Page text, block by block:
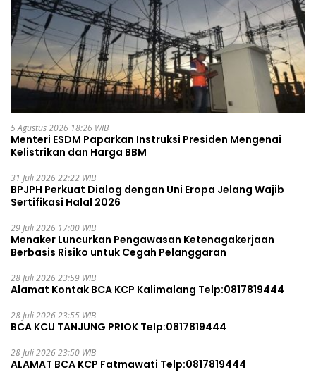
5 Agustus 2026 18:26 WIB
Menteri ESDM Paparkan Instruksi Presiden Mengenai
Kelistrikan dan Harga BBM
31 Juli 2026 22:22 WIB
BPJPH Perkuat Dialog dengan Uni Eropa Jelang Wajib
Sertifikasi Halal 2026
29 Juli 2026 17:00 WIB
Menaker Luncurkan Pengawasan Ketenagakerjaan
Berbasis Risiko untuk Cegah Pelanggaran
28 Juli 2026 23:59 WIB
Alamat Kontak BCA KCP Kalimalang Telp:0817819444
28 Juli 2026 23:55 WIB
BCA KCU TANJUNG PRIOK Telp:0817819444
28 Juli 2026 23:50 WIB
ALAMAT BCA KCP Fatmawati Telp:0817819444